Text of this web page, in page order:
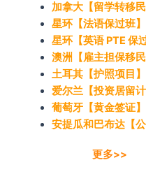
加拿大【留学转移民
星环【法语保过班】
星环【英语 PTE 保
澳洲【雇主担保移民
土耳其【护照项目】
爱尔兰【投资居留计
葡萄牙【黄金签证】
安提瓜和巴布达【公
更多>>